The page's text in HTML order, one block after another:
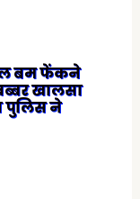
बम फेंकने
खालसा
पुलिस ने